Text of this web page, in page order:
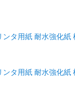
タ用紙 耐水強化紙
タ用紙 耐水強化紙